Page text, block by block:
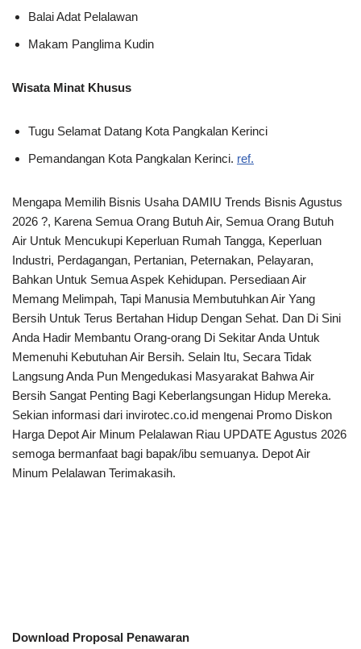
Balai Adat Pelalawan
Makam Panglima Kudin
Wisata Minat Khusus
Tugu Selamat Datang Kota Pangkalan Kerinci
Pemandangan Kota Pangkalan Kerinci. ref.
Mengapa Memilih Bisnis Usaha DAMIU Trends Bisnis Agustus
2026 ?, Karena Semua Orang Butuh Air, Semua Orang Butuh
Air Untuk Mencukupi Keperluan Rumah Tangga, Keperluan
Industri, Perdagangan, Pertanian, Peternakan, Pelayaran,
Bahkan Untuk Semua Aspek Kehidupan. Persediaan Air
Memang Melimpah, Tapi Manusia Membutuhkan Air Yang
Bersih Untuk Terus Bertahan Hidup Dengan Sehat. Dan Di Sini
Anda Hadir Membantu Orang-orang Di Sekitar Anda Untuk
Memenuhi Kebutuhan Air Bersih. Selain Itu, Secara Tidak
Langsung Anda Pun Mengedukasi Masyarakat Bahwa Air
Bersih Sangat Penting Bagi Keberlangsungan Hidup Mereka.
Sekian informasi dari invirotec.co.id mengenai Promo Diskon
Harga Depot Air Minum Pelalawan Riau UPDATE Agustus 2026
semoga bermanfaat bagi bapak/ibu semuanya. Depot Air
Minum Pelalawan Terimakasih.
Download Proposal Penawaran